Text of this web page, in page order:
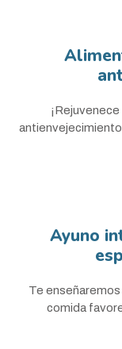
Ayuno
Te
comida